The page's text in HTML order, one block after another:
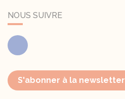
NOUS SUIVRE
Facebook
S'abonner à la newsletter